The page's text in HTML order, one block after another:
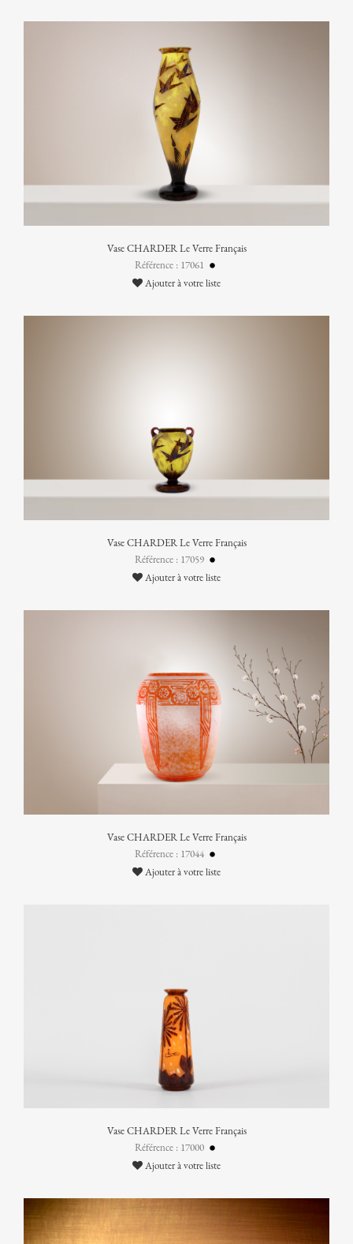
Vase CHARDER Le Verre Français
Référence : 17061
Ajouter à votre liste
Vase CHARDER Le Verre Français
Référence : 17059
Ajouter à votre liste
Vase CHARDER Le Verre Français
Référence : 17044
Ajouter à votre liste
Vase CHARDER Le Verre Français
Référence : 17000
Ajouter à votre liste